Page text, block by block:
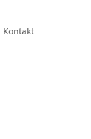
Kontakt